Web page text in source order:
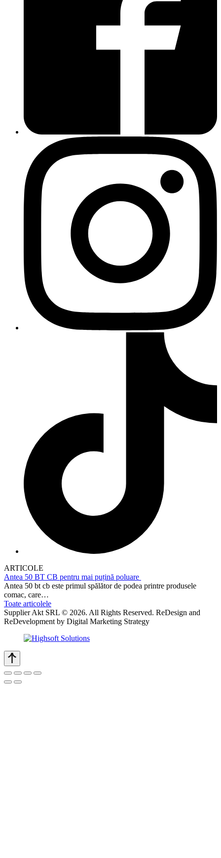
ARTICOLE
Antea 50 BT CB pentru mai puțină poluare
Antea 50 bt cb este primul spălător de podea printre produsele
comac, care…
Toate articolele
Supplier Akt SRL © 2026. All Rights Reserved. ReDesign and
ReDevelopment by Digital Marketing Strategy